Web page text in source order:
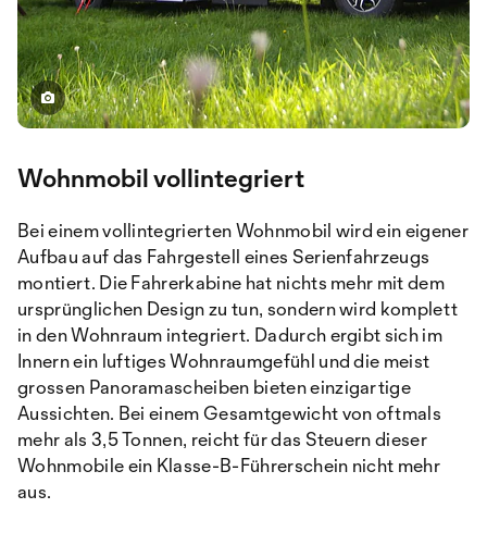
Wohnmobil vollintegriert
Bei einem vollintegrierten Wohnmobil wird ein eigener
Aufbau auf das Fahrgestell eines Serienfahrzeugs
montiert. Die Fahrerkabine hat nichts mehr mit dem
ursprünglichen Design zu tun, sondern wird komplett
in den Wohnraum integriert. Dadurch ergibt sich im
Innern ein luftiges Wohnraumgefühl und die meist
grossen Panoramascheiben bieten einzigartige
Aussichten. Bei einem Gesamtgewicht von oftmals
mehr als 3,5 Tonnen, reicht für das Steuern dieser
Wohnmobile ein Klasse-B-Führerschein nicht mehr
aus.